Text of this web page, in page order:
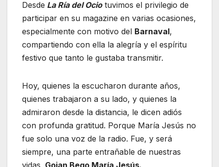
Desde La Ría del Ociotuvimos el privilegio de
participar en su magazine en varias ocasiones,
especialmente con motivo del Barnaval,
compartiendo con ella la alegría y el espíritu
festivo que tanto le gustaba transmitir.
Hoy, quienes la escucharon durante años,
quienes trabajaron a su lado, y quienes la
admiraron desde la distancia, le dicen adiós
con profunda gratitud. Porque María Jesús no
fue solo una voz de la radio. Fue, y será
siempre, una parte entrañable de nuestras